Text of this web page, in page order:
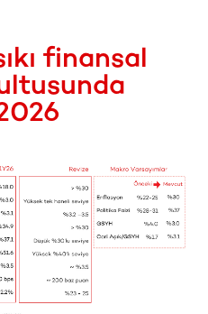
finansal